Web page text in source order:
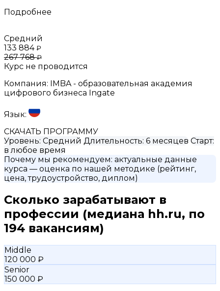
Подробнее
Средний
133 884₽
267 768₽
Курс не проводится
Компания: IMBA - образовательная академия
цифрового бизнеса Ingate
Язык:
СКАЧАТЬ ПРОГРАММУ
Уровень: Средний Длительность: 6 месяцев Старт:
в любое время
Почему мы рекомендуем: актуальные данные
курса — оценка по нашей методике (рейтинг,
цена, трудоустройство, диплом)
Сколько зарабатывают в
профессии (медиана hh.ru, по
194 вакансиям)
Middle
120 000 ₽
Senior
150 000 ₽